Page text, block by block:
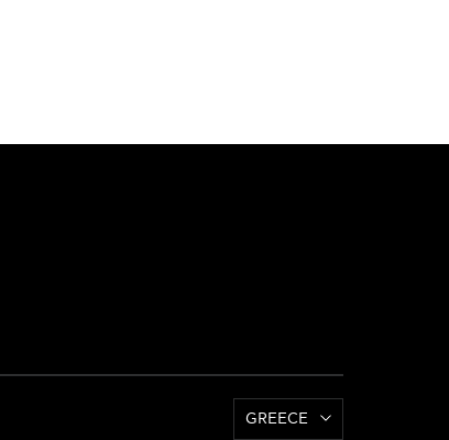
GREECE